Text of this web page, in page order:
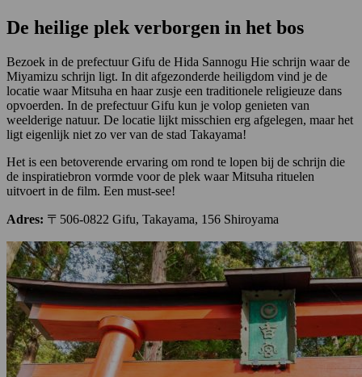
De heilige plek verborgen in het bos
Bezoek in de prefectuur Gifu de Hida Sannogu Hie schrijn waar de
Miyamizu schrijn ligt. In dit afgezonderde heiligdom vind je de
locatie waar Mitsuha en haar zusje een traditionele religieuze dans
opvoerden. In de prefectuur Gifu kun je volop genieten van
weelderige natuur. De locatie lijkt misschien erg afgelegen, maar het
ligt eigenlijk niet zo ver van de stad Takayama!
Het is een betoverende ervaring om rond te lopen bij de schrijn die
de inspiratiebron vormde voor de plek waar Mitsuha rituelen
uitvoert in de film. Een must-see!
Adres: 〒506-0822 Gifu, Takayama, 156 Shiroyama